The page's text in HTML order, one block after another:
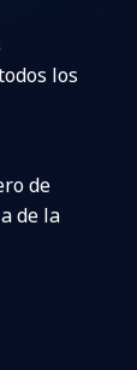
los
de
de la